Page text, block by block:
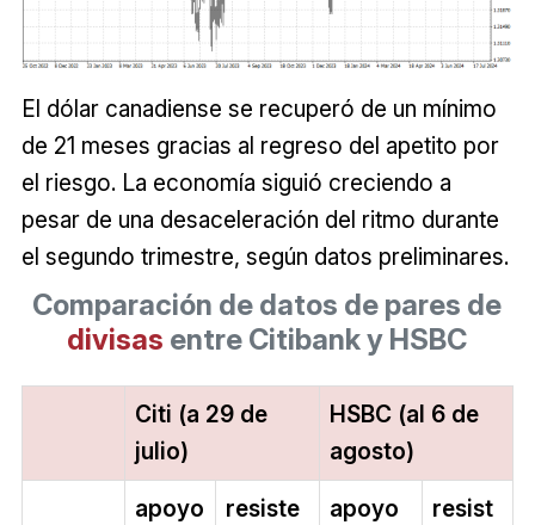
El dólar canadiense se recuperó de un mínimo
de 21 meses gracias al regreso del apetito por
el riesgo. La economía siguió creciendo a
pesar de una desaceleración del ritmo durante
el segundo trimestre, según datos preliminares.
Comparación de datos de pares de
divisas entre Citibank y HSBC
Citi (a 29 de
julio)
HSBC (al 6 de
agosto)
apoyo
resiste
apoyo
resist